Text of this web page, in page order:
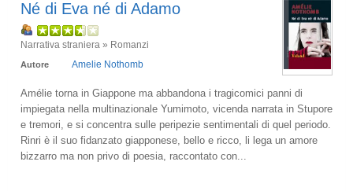
Né di Eva né di Adamo
Narrativa straniera » Romanzi
Autore Amelie Nothomb
Amélie torna in Giappone ma abbandona i tragicomici panni di
impiegata nella multinazionale Yumimoto, vicenda narrata in Stupore
e tremori, e si concentra sulle peripezie sentimentali di quel periodo.
Rinri è il suo fidanzato giapponese, bello e ricco, li lega un amore
bizzarro ma non privo di poesia, raccontato con...